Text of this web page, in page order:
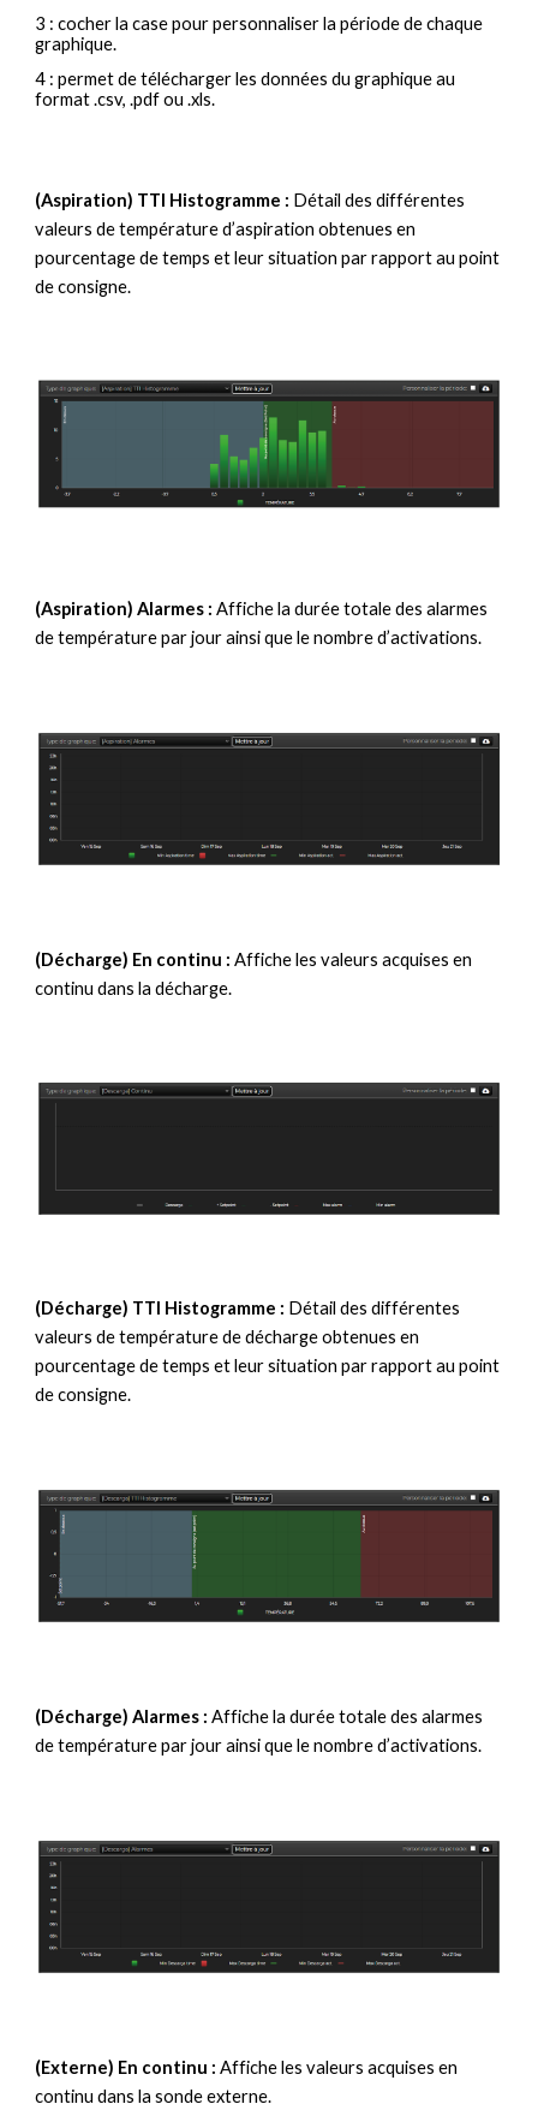
3 : cocher la case pour personnaliser la période de chaque
graphique.
4 : permet de télécharger les données du graphique au
format .csv, .pdf ou .xls.
(Aspiration) TTI Histogramme : Détail des différentes
valeurs de température d’aspiration obtenues en
pourcentage de temps et leur situation par rapport au point
de consigne.
(Aspiration) Alarmes :Affiche la durée totale des alarmes
de température par jour ainsi que le nombre d’activations.
(Décharge) En continu :Affiche les valeurs acquises en
continu dans la décharge.
(Décharge) TTI Histogramme : Détail des différentes
valeurs de température de décharge obtenues en
pourcentage de temps et leur situation par rapport au point
de consigne.
(Décharge) Alarmes :Affiche la durée totale des alarmes
de température par jour ainsi que le nombre d’activations.
(Externe) En continu :Affiche les valeurs acquises en
continu dans la sonde externe.